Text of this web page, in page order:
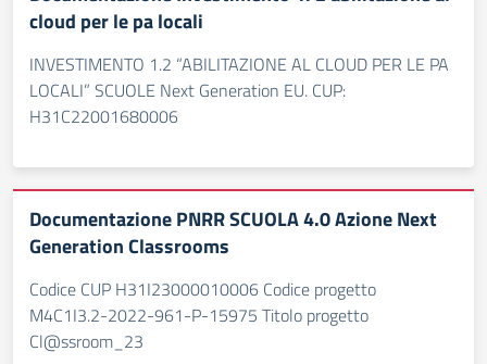
cloud per le pa locali
INVESTIMENTO 1.2 “ABILITAZIONE AL CLOUD PER LE PA
LOCALI” SCUOLE Next Generation EU. CUP:
H31C22001680006
Documentazione PNRR SCUOLA 4.0 Azione Next
Generation Classrooms
Codice CUP H31I23000010006 Codice progetto
M4C1I3.2-2022-961-P-15975 Titolo progetto
Cl@ssroom_23